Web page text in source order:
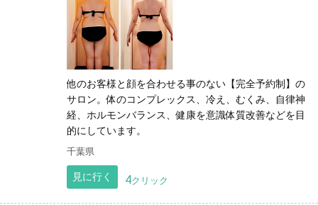
他のお客様と顔を合わせる事のない【完全予約制】の
サロン。体のコンプレックス、冷え、むくみ、自律神
経、ホルモンバランス、健康を意識体質改善などを目
的にしています。
千葉県
見に行く 4クリック